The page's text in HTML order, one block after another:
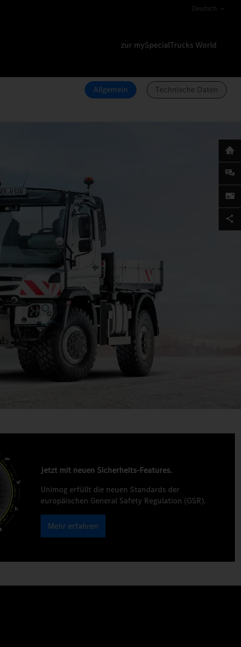
Deutsch
zur mySpecialTrucks World
Allgemein
Technische Daten
Jetzt mit neuen Sicherheits-Features.
Unimog erfüllt die neuen Standards der
europäischen General Safety Regulation (GSR).
Mehr erfahren